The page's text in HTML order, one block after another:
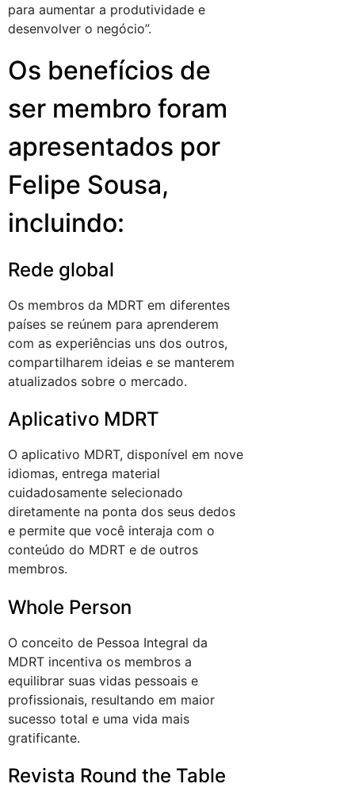
para aumentar a produtividade e
desenvolver o negócio”.
Os benefícios de
ser membro foram
apresentados por
Felipe Sousa,
incluindo:
Rede global
Os membros da MDRT em diferentes
países se reúnem para aprenderem
com as experiências uns dos outros,
compartilharem ideias e se manterem
atualizados sobre o mercado.
Aplicativo MDRT
O aplicativo MDRT, disponível em nove
idiomas, entrega material
cuidadosamente selecionado
diretamente na ponta dos seus dedos
e permite que você interaja com o
conteúdo do MDRT e de outros
membros.
Whole Person
O conceito de Pessoa Integral da
MDRT incentiva os membros a
equilibrar suas vidas pessoais e
profissionais, resultando em maior
sucesso total e uma vida mais
gratificante.
Revista Round the Table